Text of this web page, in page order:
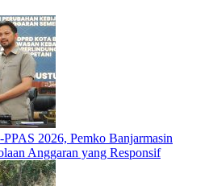
2026, Pemko Banjarmasin
Anggaran yang Responsif